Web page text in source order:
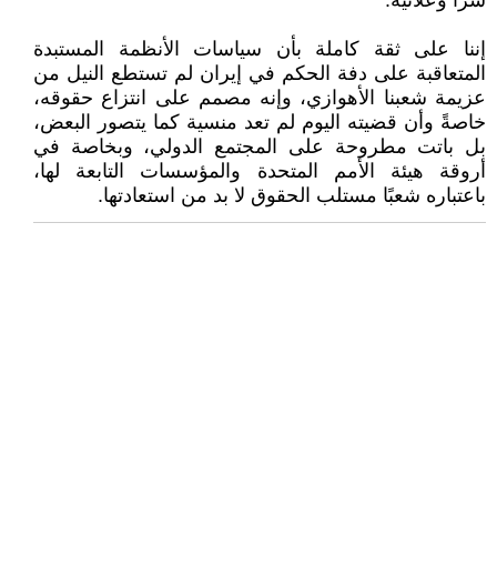
إننا على ثقة كاملة بأن سياسات الأنظمة المستبدة
المتعاقبة على دفة الحكم في إيران لم تستطع النيل من
عزيمة شعبنا الأهوازي، وإنه مصمم على انتزاع حقوقه،
خاصةً وأن قضيته اليوم لم تعد منسية كما يتصور البعض،
بل باتت مطروحة على المجتمع الدولي، وبخاصة في
أروقة هيئة الأمم المتحدة والمؤسسات التابعة لها،
باعتباره شعبًا مستلب الحقوق لا بد من استعادتها.